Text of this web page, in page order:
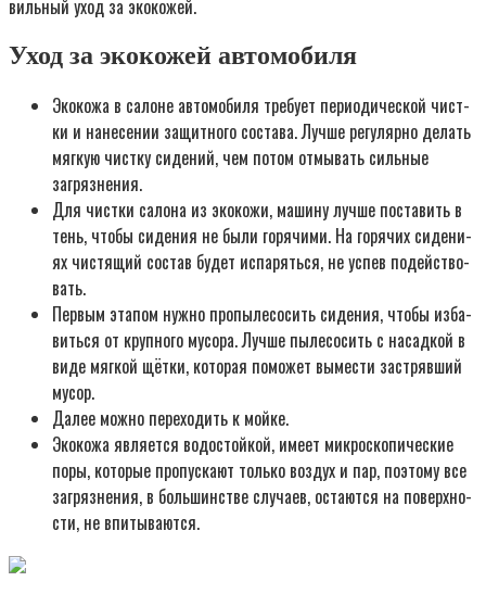
виль­ный уход за эко­ко­жей.
Уход за экокожей автомобиля
Эко­ко­жа в салоне авто­мо­би­ля тре­бу­ет пери­о­ди­че­ской чист­
ки и нане­се­нии защит­но­го соста­ва. Луч­ше регу­ляр­но делать
мяг­кую чист­ку сиде­ний, чем потом отмы­вать силь­ные
загряз­не­ния.
Для чист­ки сало­на из эко­ко­жи, маши­ну луч­ше поста­вить в
тень, что­бы сиде­ния не были горя­чи­ми. На горя­чих сиде­ни­
ях чистя­щий состав будет испа­рять­ся, не успев подей­ство­
вать.
Пер­вым эта­пом нуж­но про­пы­ле­со­сить сиде­ния, что­бы изба­
вить­ся от круп­но­го мусо­ра. Луч­ше пыле­со­сить с насад­кой в
виде мяг­кой щёт­ки, кото­рая помо­жет выме­сти застряв­ший
мусор.
Далее мож­но пере­хо­дить к мой­ке.
Эко­ко­жа явля­ет­ся водо­стой­кой, име­ет мик­ро­ско­пи­че­ские
поры, кото­рые про­пус­ка­ют толь­ко воз­дух и пар, поэто­му все
загряз­не­ния, в боль­шин­стве слу­ча­ев, оста­ют­ся на поверх­но­
сти, не впи­ты­ва­ют­ся.